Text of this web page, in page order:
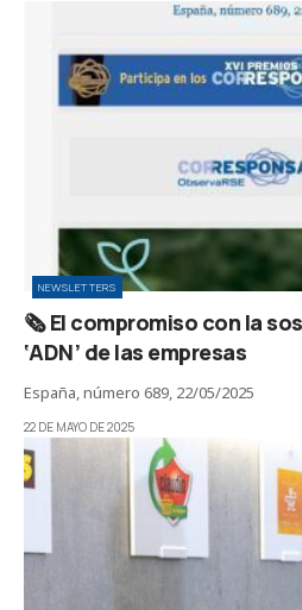
NEWSLETTERS
🗞️ El compromiso con la
‘ADN’ de las empresas
España, número 689, 22/05/2025
22 DE MAYO DE 2025